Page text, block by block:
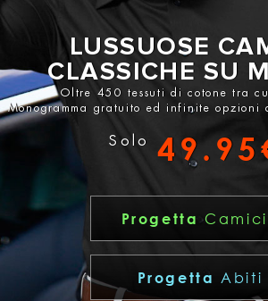
LUSSUOSE
CLASSICHE SU
Oltre 450 tessuti di cotone tra
Monogramma gratuito ed infinite opzioni
Solo
Progetta
Progetta Abiti